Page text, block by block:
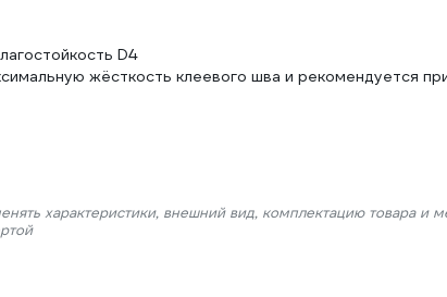
D4
жёсткость клеевого шва и рекомендуется
характеристики, внешний вид, комплектацию товара и